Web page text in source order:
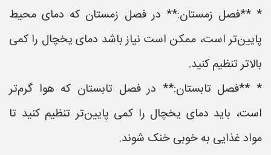
* **فصل زمستان:** در فصل زمستان که دمای محیط
پایین‌تر است، ممکن است نیاز باشد دمای یخچال را کمی
بالاتر تنظیم کنید.
* **فصل تابستان:** در فصل تابستان که هوا گرم‌تر
است، باید دمای یخچال را کمی پایین‌تر تنظیم کنید تا
مواد غذایی به خوبی خنک شوند.